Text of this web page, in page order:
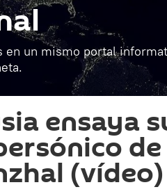
en un mismo portal
ensaya
(vídeo)